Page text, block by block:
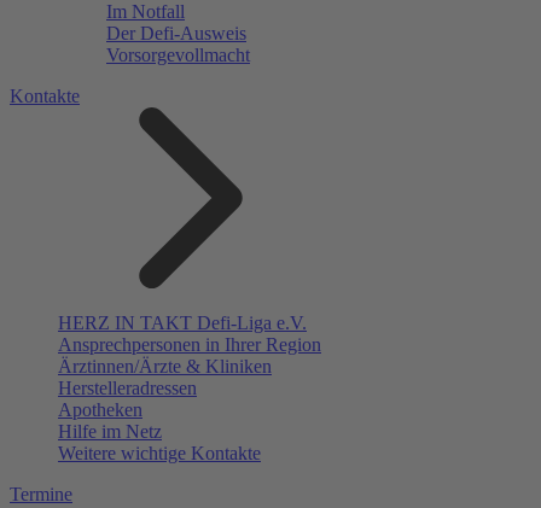
Im Notfall
Der Defi-Ausweis
Vorsorgevollmacht
Kontakte
HERZ IN TAKT Defi-Liga e.V.
Ansprechpersonen in Ihrer Region
Ärztinnen/Ärzte & Kliniken
Herstelleradressen
Apotheken
Hilfe im Netz
Weitere wichtige Kontakte
Termine